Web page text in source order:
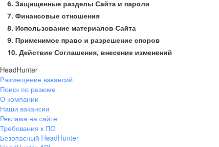
6. Защищенные разделы Сайта и пароли
7. Финансовые отношения
8. Использование материалов Сайта
9. Применимое право и разрешение споров
10. Действие Соглашения, внесение изменений
HeadHunter
Размещение вакансий
Поиск по резюме
О компании
Наши вакансии
Реклама на сайте
Требования к ПО
Безопасный HeadHunter